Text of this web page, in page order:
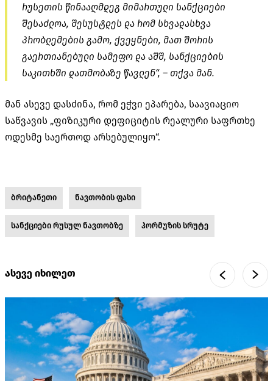
რუსეთის წინააღმდეგ მიმართული სანქციები
შესაძლოა, შესუსტდეს და რომ სხვადასხვა
პრობლემების გამო, ქვეყნები, მათ შორის
გაერთიანებული სამეფო და აშშ, სანქციების
საკითხში დათმობაზე წავლენ“, – თქვა მან.
მან ასევე დასძინა, რომ ეჭვი ეპარება, საავიაციო
საწვავის „ფიზიკური დეფიციტის რეალური საფრთხე
ოდესმე საერთოდ არსებულიყო“.
ბრიტანეთი ნავთობის ფასი
სანქციები რუსულ ნავთობზე ჰორმუზის სრუტე
ასევე იხილეთ